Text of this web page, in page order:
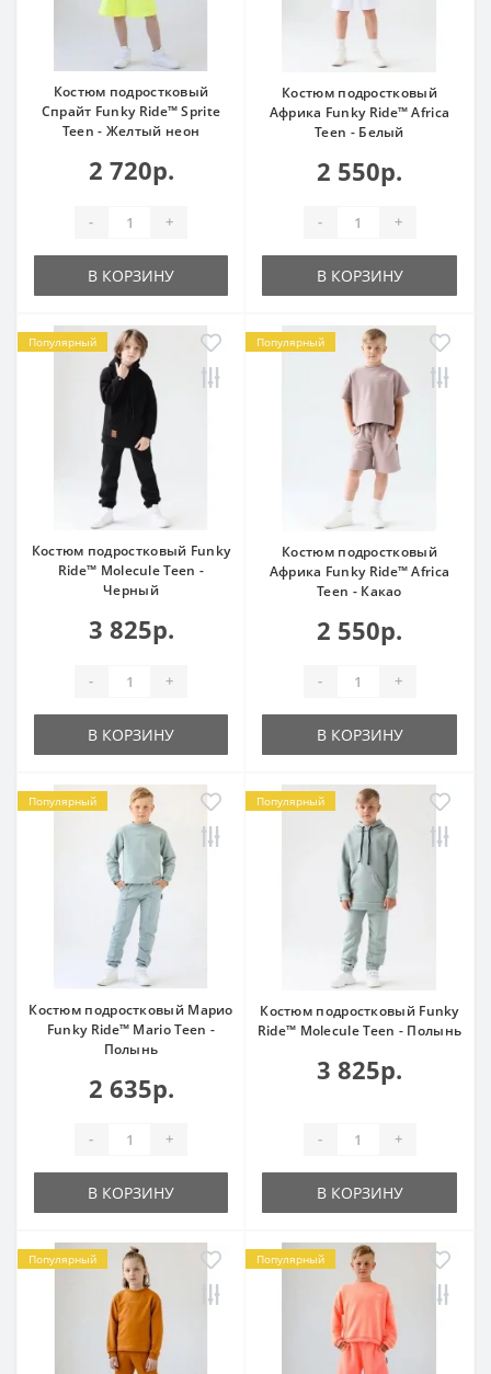
Костюм подростковый
Спрайт Funky Ride™ Sprite
Teen - Желтый неон
2 720р.
- +
В КОРЗИНУ
Костюм подростковый
Африка Funky Ride™ Africa
Teen - Белый
2 550р.
- +
В КОРЗИНУ
Популярный
Костюм подростковый Funky
Ride™ Molecule Teen -
Черный
3 825р.
- +
В КОРЗИНУ
Популярный
Костюм подростковый
Африка Funky Ride™ Africa
Teen - Какао
2 550р.
- +
В КОРЗИНУ
Популярный
Костюм подростковый Марио
Funky Ride™ Mario Teen -
Полынь
2 635р.
- +
В КОРЗИНУ
Популярный
Костюм подростковый Funky
Ride™ Molecule Teen - Полынь
3 825р.
- +
В КОРЗИНУ
Популярный Популярный